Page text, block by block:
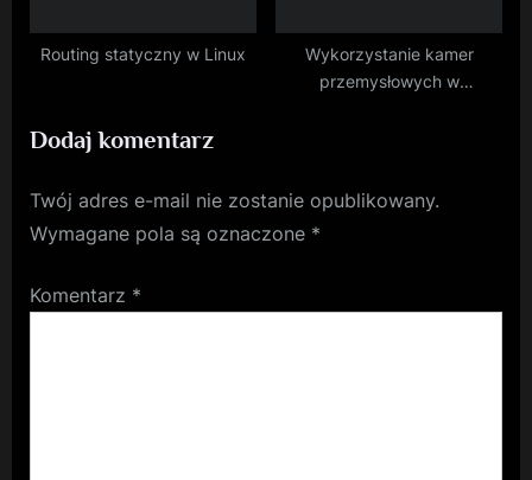
Routing statyczny w Linux
Wykorzystanie kamer
przemysłowych w
Dodaj komentarz
Twój adres e-mail nie zostanie opublikowany.
Wymagane pola są oznaczone *
Komentarz *